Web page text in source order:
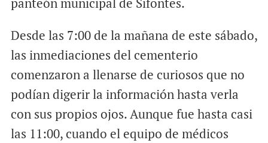
Desde las 7:00 de la mañana de este sábado,
las inmediaciones del cementerio
comenzaron a llenarse de curiosos que no
podían digerir la información hasta verla
con sus propios ojos. Aunque fue hasta casi
las 11:00, cuando el equipo de médicos